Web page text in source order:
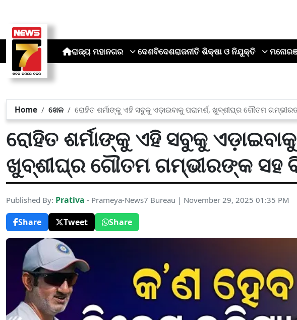
ରାଜ୍ୟ ମହାନଗର ଦେଶବିଦେଶରାଜନୀତି ଶିକ୍ଷା ଓ ନିଯୁକ୍ତି
Home ଖେଳ ରୋହିତ ଶର୍ମାଙ୍କୁ ଏହି ସବୁକୁ ଏଡ଼ାଇବାକୁ ପରାମର୍ଶ, ଖୁବ୍‌ଶୀଘ୍ର ଗୌତମ
ରୋହିତ ଶର୍ମାଙ୍କୁ ଏହି ସବୁକୁ ଏଡ଼ାଇବାକୁ
ଖୁବ୍‌ଶୀଘ୍ର ଗୌତମ ଗମ୍ଭୀରଙ୍କ ସହ
Published By: Prativa - Prameya-News7 Bureau | November 29, 2025 01:35 PM
Share
Tweet Share